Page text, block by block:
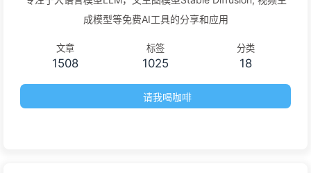
成模型等免费AI工具的分享和应用
文章
1508
标签
1025
分类
18
请我喝咖啡